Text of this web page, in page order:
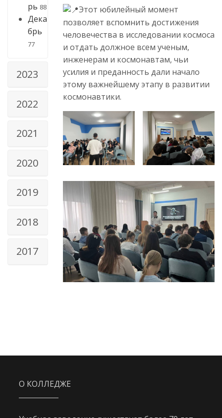
рь 88
Дека
брь
77
2023
2022
2021
2020
2019
2018
2017
Этот юбилейный момент
позволяет вспомнить достижения
человечества в исследовании космоса
и отдать должное всем ученым,
инженерам и космонавтам, чьи
усилия и преданность дали начало
этому важнейшему этапу в развитии
космонавтики.
О КОЛЛЕДЖЕ